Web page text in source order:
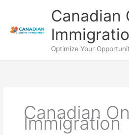
contenido
Canadian
Optimize Your
Canadian
Immigration